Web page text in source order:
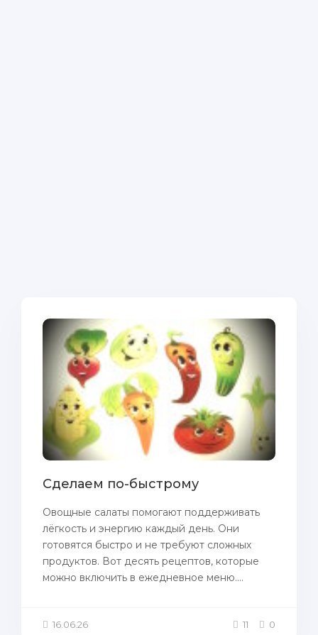
Сделаем по-быстрому
Овощные салаты помогают поддерживать
лёгкость и энергию каждый день. Они
готовятся быстро и не требуют сложных
продуктов. Вот десять рецептов, которые
можно включить в ежедневное меню....
16.06.26 11 0